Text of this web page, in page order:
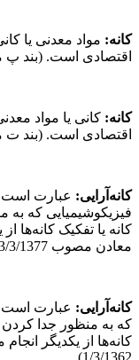
کانه: مواد معدنی یا
اقتصادی است. (بند پ ماده 1 قانون معادن مصوب
کانه: کانی یا مواد
اقتصادی است. (بند ت ماده 1 قانون معادن مصوب
کانه‌آرایی: عبارت است
فیزیکوشیمیایی که به
معادن مصوب 23/3/1377)
کانه‌آرایی: عبارت است
که به منظور جدا کردن
1/3/1362)